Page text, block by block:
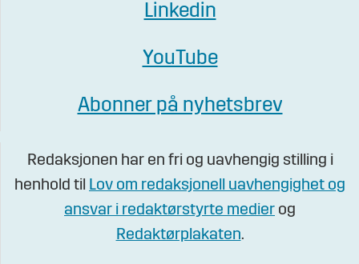
Linkedin
YouTube
Abonner på nyhetsbrev
Redaksjonen har en fri og uavhengig stilling i
henhold til Lov om redaksjonell uavhengighet og
ansvar i redaktørstyrte medier og
Redaktørplakaten.